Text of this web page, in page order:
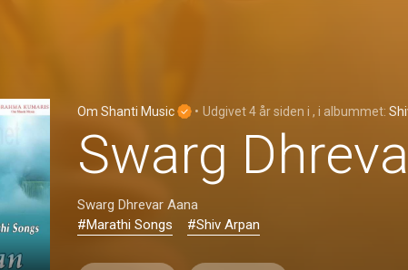
Om Shanti Music • Udgivet4 år siden i , i albummet:
Swarg
Swarg Dhrevar Aana
#Marathi Songs
#Shiv Arpan